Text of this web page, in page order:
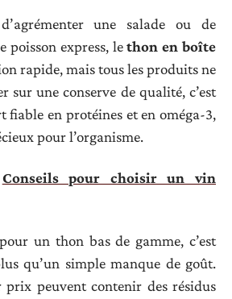
une salade ou de
poisson express, lethon en boîte
rapide, mais tous les produits ne
sur une conserve de qualité, c’est
fiable en protéines et en oméga-3,
pour l’organisme.
Conseils pour choisir un vin
un thon bas de gamme, c’est
qu’un simple manque de goût.
prix peuvent contenir des résidus